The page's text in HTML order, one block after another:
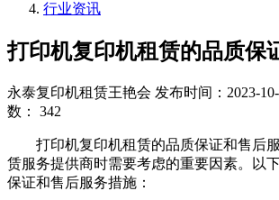
行业资讯
打印机复印机租赁的品质保
永泰复印机租赁王艳会 发布时间：2023-
数： 342
打印机复印机租赁的品质保证和售后
赁服务提供商时需要考虑的重要因素。以
保证和售后服务措施：